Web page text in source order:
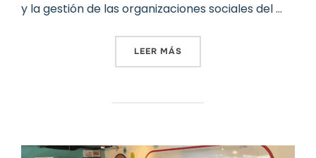
y la gestión de las organizaciones sociales del …
LEER MÁS